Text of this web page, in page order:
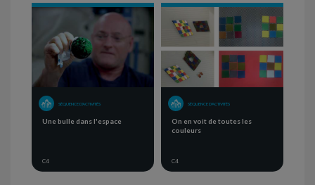
SÉQUENCE D'ACTIVITÉS
Une bulle dans l'espace
C4
SÉQUENCE D'ACTIVITÉS
On en voit de toutes les
couleurs
C4